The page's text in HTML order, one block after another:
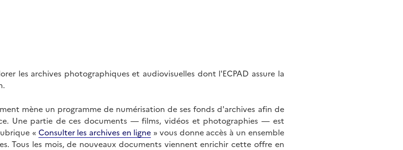
les archives photographiques et audiovisuelles dont l'ECPAD assure la
mène un programme de numérisation de ses fonds d'archives afin de
Une partie de ces documents — films, vidéos et photographies — est
« Consulter les archives en ligne » vous donne accès à un ensemble
Tous les mois, de nouveaux documents viennent enrichir cette offre en